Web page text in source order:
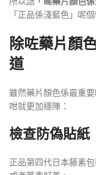
「正品係淺藍色」呢
除咗藥片顏
道
雖然藥片顏色係最重
咁就更加穩陣：
檢查防偽貼紙
正品第四代日本藤素